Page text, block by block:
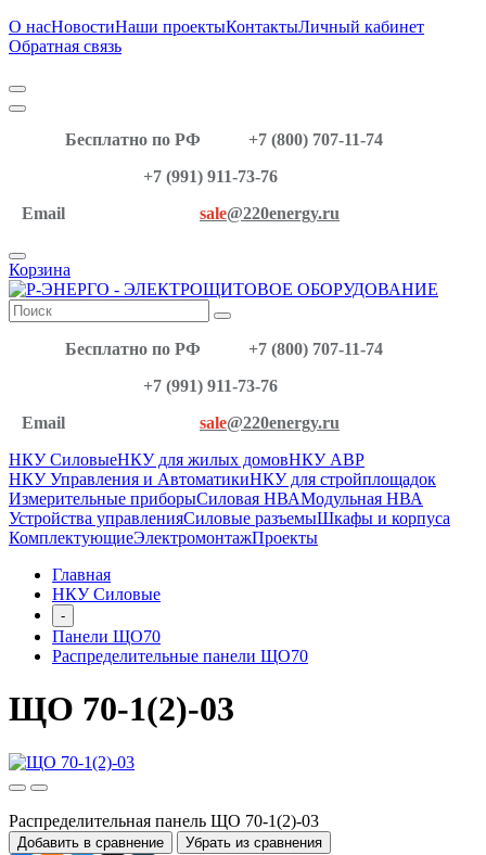
О насНовостиНаши проектыКонтактыЛичный кабинет
Обратная связь
Бесплатно по РФ
+7 (800) 707-11-74
+7 (991) 911-73-76
Email
sale@220energy.ru
Корзина
Бесплатно по РФ
+7 (800) 707-11-74
+7 (991) 911-73-76
Email
sale@220energy.ru
НКУ СиловыеНКУ для жилых домовНКУ АВР
НКУ Управления и АвтоматикиНКУ для стройплощадок
Измерительные приборыСиловая НВАМодульная НВА
Устройства управленияСиловые разъемыШкафы и корпуса
КомплектующиеЭлектромонтажПроекты
Главная
НКУ Силовые
-
Панели ЩО70
Распределительные панели ЩО70
ЩО 70-1(2)-03
Распределительная панель ЩО 70-1(2)-03
Добавить в сравнение Убрать из сравнения